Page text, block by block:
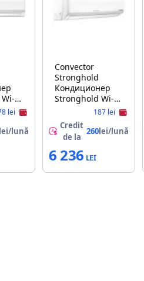
Fi
lei
lei/lună
Convector
Stronghold
Кондиционер
Stronghold Wi-Fi
Smart Inverter
SAC-09SI-2
187 lei
Credit
de la
260lei/lună
6 236